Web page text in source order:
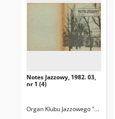
Notes Jazzowy, 1982. 03,
nr 1 (4)
Organ Klubu Jazzowego